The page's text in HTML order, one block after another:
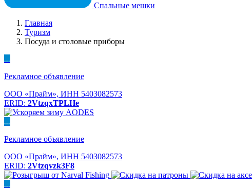
Спальные мешки
Главная
Туризм
Посуда и столовые приборы
...
Рекламное объявление
ООО «Прайм», ИНН 5403082573
ERID: 2VtzqxTPLHe
...
Рекламное объявление
ООО «Прайм», ИНН 5403082573
ERID: 2Vtzqvzk3F8
...